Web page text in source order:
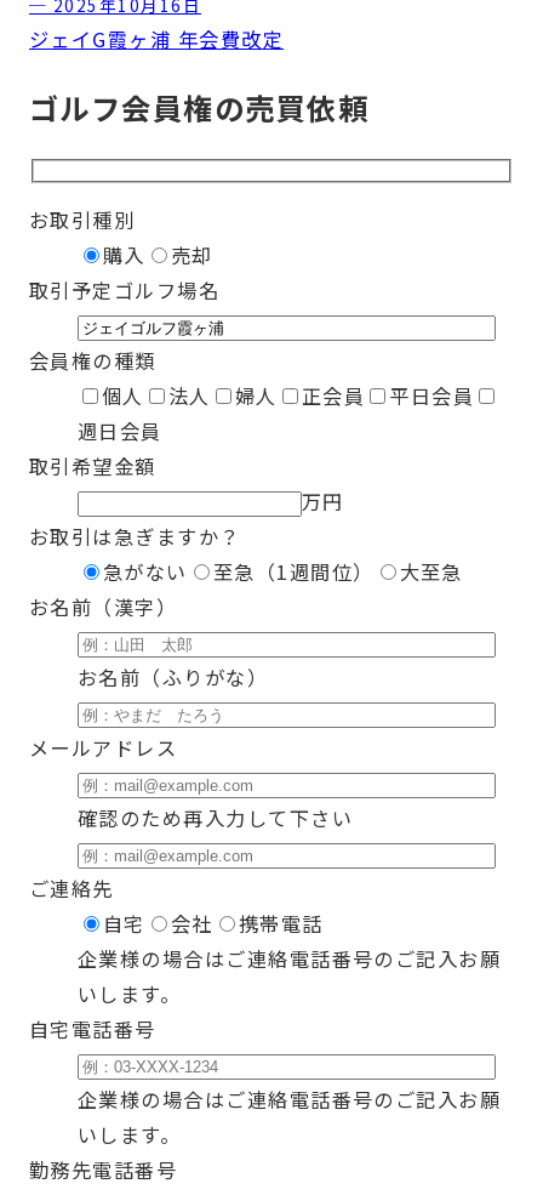
─ 2025年10月16日
ジェイG霞ヶ浦 年会費改定
ゴルフ会員権の売買依頼
お取引種別
購入
売却
取引予定ゴルフ場名
会員権の種類
個人
法人 婦人 正会員
平日会員
週日会員
取引希望金額
万円
お取引は急ぎますか？
急がない
至急（1週間位）
大至急
お名前（漢字）
お名前（ふりがな）
メールアドレス
確認のため再入力して下さい
ご連絡先
自宅
会社
携帯電話
企業様の場合はご連絡電話番号のご記入お願
いします。
自宅電話番号
企業様の場合はご連絡電話番号のご記入お願
いします。
勤務先電話番号